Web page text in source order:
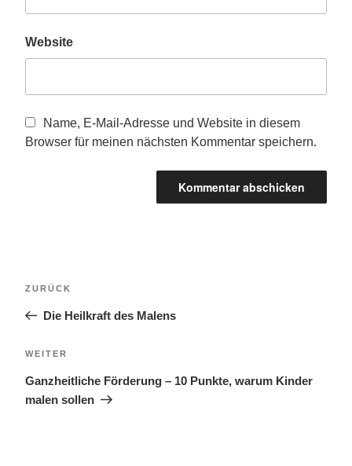
Website
Name, E-Mail-Adresse und Website in diesem
Browser für meinen nächsten Kommentar speichern.
Vorheriger
ZURÜCK
Die Heilkraft des Malens
Nächster
WEITER
Ganzheitliche Förderung – 10 Punkte, warum Kinder
malen sollen